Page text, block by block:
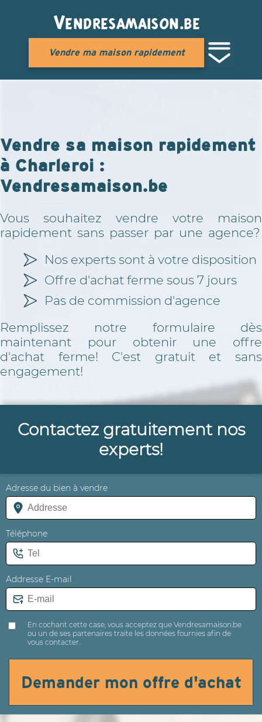
Vendresamaison.be
Vendre ma maison rapidement
Vendre sa maison rapidement
à Charleroi :
Vendresamaison.be
Vous souhaitez vendre votre maison
rapidement sans passer par une agence?
Nos experts sont à votre disposition
Offre d'achat ferme sous 7 jours
Pas de commission d'agence
Remplissez notre formulaire dès
maintenant pour obtenir une offre
d'achat ferme! C'est gratuit et sans
engagement!
Contactez gratuitement nos
experts!
Adresse du bien à vendre
Téléphone
Addresse E-mail
En cochant cette case, vous acceptez que Vendresamaison.be
ou un de ses partenaires traite les données fournies afin de
vous contacter.
Demander mon offre d'achat